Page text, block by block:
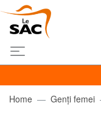
Home Genți femei